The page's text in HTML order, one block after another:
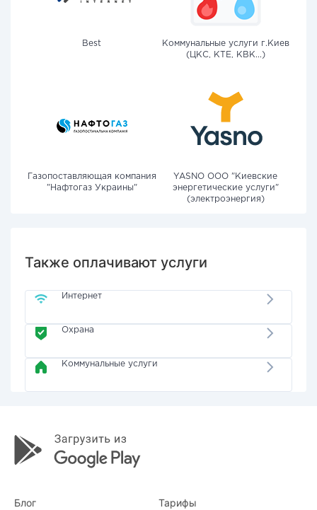
Best
Коммунальные услуги г.Киев
(ЦКС, КТЕ, КВК...)
Газопоставляющая компания
"Нафтогаз Украины"
YASNO OOO "Киевские
энергетические услуги"
(электроэнергия)
Также оплачивают услуги
Интернет
Охрана
Коммунальные услуги
Блог Тарифы